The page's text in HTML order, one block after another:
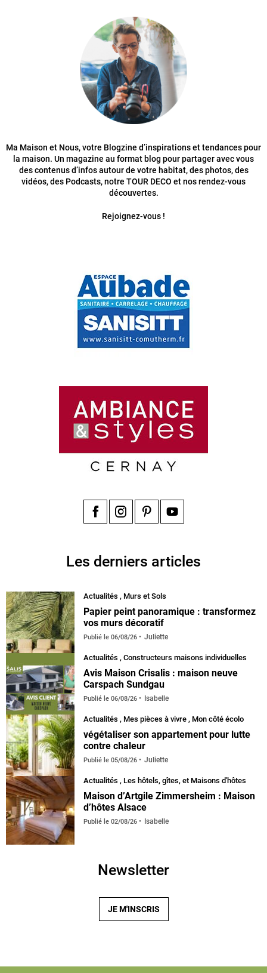
Ma Maison et Nous, votre Blogzine d’inspirations et tendances pour
la maison. Un magazine au format blog pour partager avec vous
des contenus d’infos autour de votre habitat, des photos, des
vidéos, des Podcasts, notre TOUR DECO et nos rendez-vous
découvertes.
Rejoignez-vous !
Les derniers articles
Actualités , Murs et Sols
Papier peint panoramique : transformez
vos murs décoratif
Publié le 06/08/26 Juliette
Actualités , Constructeurs maisons individuelles
Avis Maison Crisalis : maison neuve
Carspach Sundgau
Publié le 06/08/26 Isabelle
Actualités , Mes pièces à vivre , Mon côté écolo
végétaliser son appartement pour lutte
contre chaleur
Publié le 05/08/26 Juliette
Actualités , Les hôtels, gîtes, et Maisons d'hôtes
Maison d’Artgile Zimmersheim : Maison
d’hôtes Alsace
Publié le 02/08/26 Isabelle
Newsletter
JE M'INSCRIS